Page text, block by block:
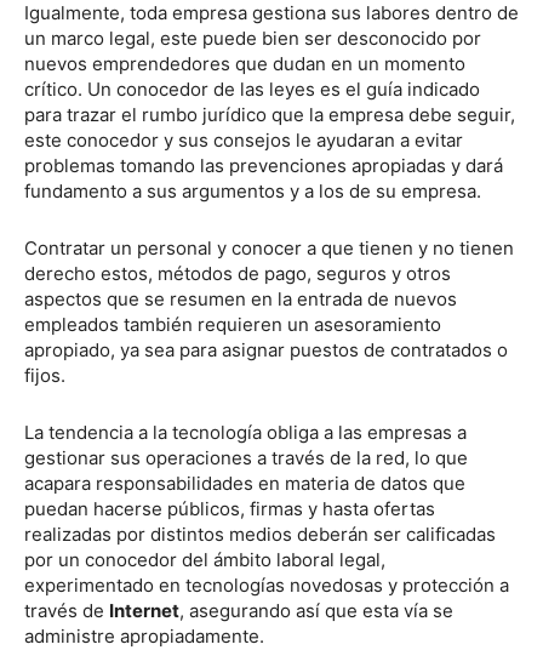
Igualmente, toda empresa gestiona sus labores dentro de
un marco legal, este puede bien ser desconocido por
nuevos emprendedores que dudan en un momento
crítico. Un conocedor de las leyes es el guía indicado
para trazar el rumbo jurídico que la empresa debe seguir,
este conocedor y sus consejos le ayudaran a evitar
problemas tomando las prevenciones apropiadas y dará
fundamento a sus argumentos y a los de su empresa.
Contratar un personal y conocer a que tienen y no tienen
derecho estos, métodos de pago, seguros y otros
aspectos que se resumen en la entrada de nuevos
empleados también requieren un asesoramiento
apropiado, ya sea para asignar puestos de contratados o
fijos.
La tendencia a la tecnología obliga a las empresas a
gestionar sus operaciones a través de la red, lo que
acapara responsabilidades en materia de datos que
puedan hacerse públicos, firmas y hasta ofertas
realizadas por distintos medios deberán ser calificadas
por un conocedor del ámbito laboral legal,
experimentado en tecnologías novedosas y protección a
través de Internet, asegurando así que esta vía se
administre apropiadamente.